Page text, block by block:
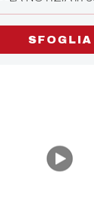
SFOGLIA